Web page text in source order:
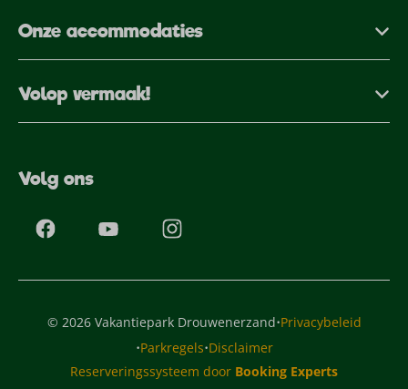
Onze accommodaties
Volop vermaak!
Volg ons
© 2026 Vakantiepark Drouwenerzand·Privacybeleid
·Parkregels·Disclaimer
Reserveringssysteem door Booking Experts